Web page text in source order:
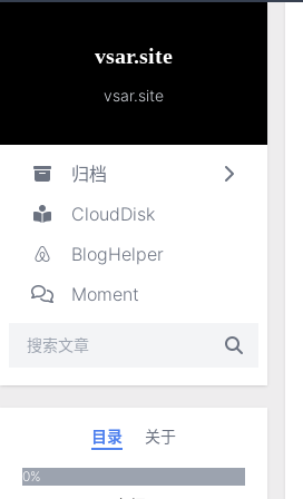
vsar.site
vsar.site
归档
CloudDisk
BlogHelper
Moment
目录 关于
0%